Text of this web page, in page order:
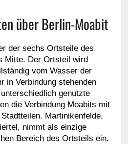
über Berlin-Moabit
der sechs Ortsteile des
Mitte. Der Ortsteil wird
vom Wasser der
in Verbindung stehenden
genutzte
die Verbindung Moabits mit
Martinikenfelde,
nimmt als einzige
Bereich des Ortsteils ein.